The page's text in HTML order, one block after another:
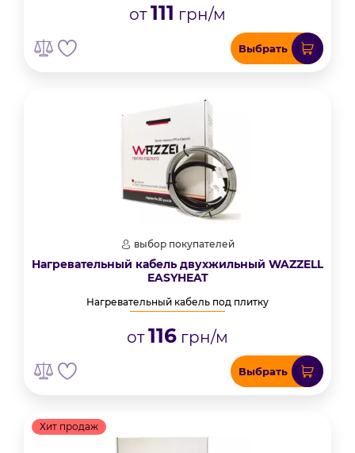
от111 грн/м
Выбрать
выбор покупателей
Нагревательный кабель двухжильный WAZZELL
EASYHEAT
Нагревательный кабель под плитку
от116 грн/м
Выбрать
Хит продаж